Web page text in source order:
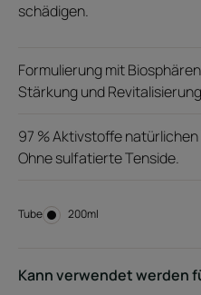
schädigen.
Formulierung mit
Stärkung und
97 % Aktivstoffe
Ohne sulfatierte Tenside.
Tube Tube
200ml
Kann verwendet werden